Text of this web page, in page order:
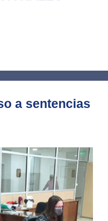
a sentencias